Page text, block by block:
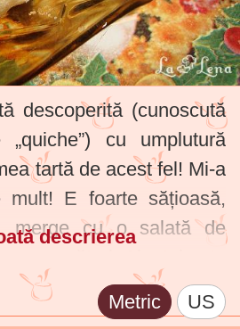
descoperită (cunoscută
cu umplutură
tartă de acest fel! Mi-a
mult! E foarte sățioasă,
merge cu o salată de
de pregătit, însă foarte
Hmmm...un deliciu!
descrierea
Metric US